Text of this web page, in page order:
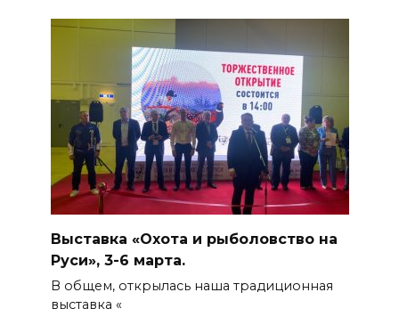
Выставка «Охота и рыболовство на
Руси», 3-6 марта.
В общем, открылась наша традиционная
выставка «